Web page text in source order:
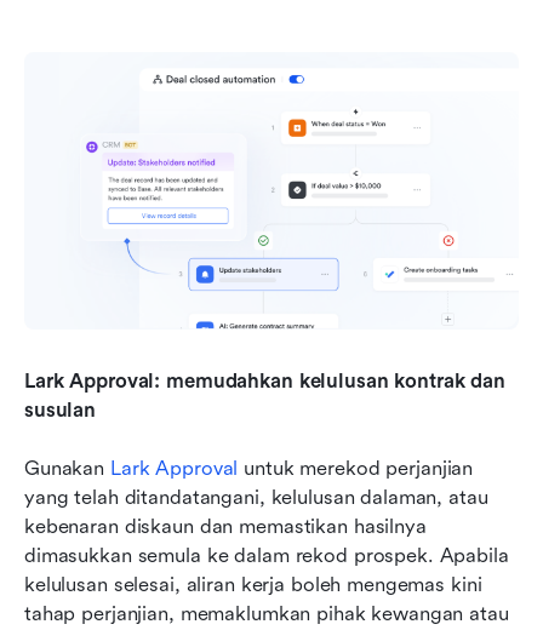
Lark Approval: memudahkan kelulusan kontrak dan
susulan
Gunakan Lark Approval untuk merekod perjanjian
yang telah ditandatangani, kelulusan dalaman, atau
kebenaran diskaun dan memastikan hasilnya
dimasukkan semula ke dalam rekod prospek. Apabila
kelulusan selesai, aliran kerja boleh mengemas kini
tahap perjanjian, memaklumkan pihak kewangan atau